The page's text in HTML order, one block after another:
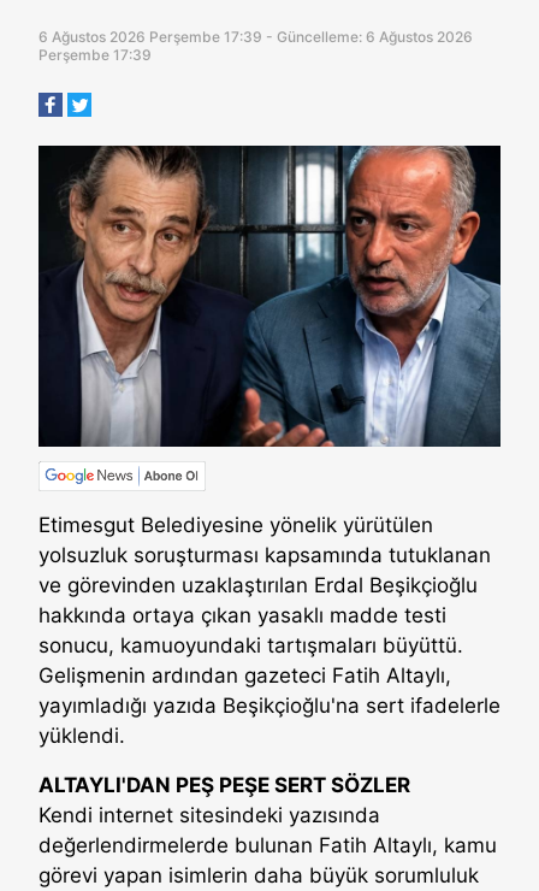
6 Ağustos 2026 Perşembe 17:39 - Güncelleme: 6 Ağustos 2026
Perşembe 17:39
Etimesgut Belediyesine yönelik yürütülen
yolsuzluk soruşturması kapsamında tutuklanan
ve görevinden uzaklaştırılan Erdal Beşikçioğlu
hakkında ortaya çıkan yasaklı madde testi
sonucu, kamuoyundaki tartışmaları büyüttü.
Gelişmenin ardından gazeteci Fatih Altaylı,
yayımladığı yazıda Beşikçioğlu'na sert ifadelerle
yüklendi.
ALTAYLI'DAN PEŞ PEŞE SERT SÖZLER
Kendi internet sitesindeki yazısında
değerlendirmelerde bulunan Fatih Altaylı, kamu
görevi yapan isimlerin daha büyük sorumluluk